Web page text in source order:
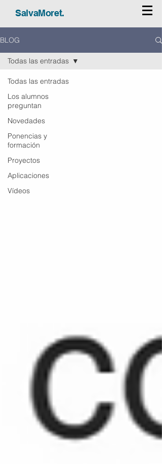
SalvaMoret.
BLOG
Todas las entradas
Los alumnos
preguntan
Novedades
Ponencias y
formación
Proyectos
Aplicaciones
Vídeos
Todas las entradas